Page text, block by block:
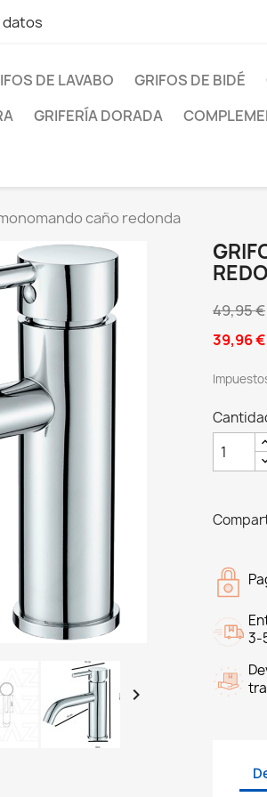
datos
DE LAVABO GRIFOS DE BIDÉ
GRIFERÍA DORADA
caño redonda

49,95 €
39,96 €
3-